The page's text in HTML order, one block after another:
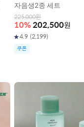
자음생2종 세트
225,000원
10% 202,500원
4.9 (2,199)
쿠폰